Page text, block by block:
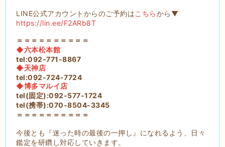
LINE公式アカウントからのご予約はこちらから▼
https://lin.ee/F2ARb8T
＝＝＝＝＝＝＝＝＝＝
◆六本松本館
tel:092-771-8867
◆天神店
tel:092-724-7724
◆博多マルイ店
tel(固定):092-577-1724
tel(携帯):070-8504-3345
＝＝＝＝＝＝＝＝＝＝
今後とも『迷った時の最後の一押し』になれるよう、日々
鑑定を研鑽し対応していきます。